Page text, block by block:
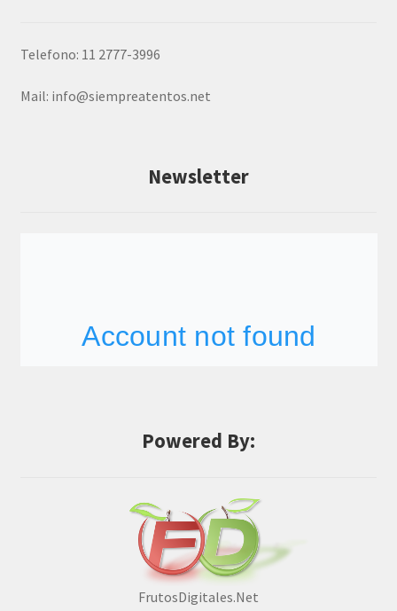
Telefono: 11 2777-3996
Mail: info@siempreatentos.net
Newsletter
Powered By:
FrutosDigitales.Net